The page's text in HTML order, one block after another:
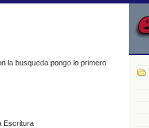
la busqueda pongo lo primero
Escritura